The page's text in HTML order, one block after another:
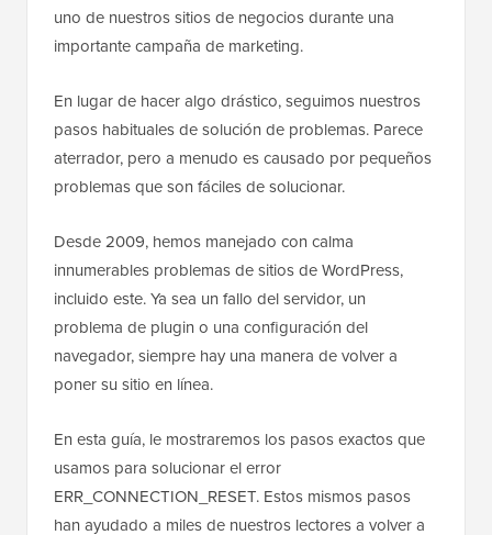
uno de nuestros sitios de negocios durante una
importante campaña de marketing.
En lugar de hacer algo drástico, seguimos nuestros
pasos habituales de solución de problemas. Parece
aterrador, pero a menudo es causado por pequeños
problemas que son fáciles de solucionar.
Desde 2009, hemos manejado con calma
innumerables problemas de sitios de WordPress,
incluido este. Ya sea un fallo del servidor, un
problema de plugin o una configuración del
navegador, siempre hay una manera de volver a
poner su sitio en línea.
En esta guía, le mostraremos los pasos exactos que
usamos para solucionar el error
ERR_CONNECTION_RESET. Estos mismos pasos
han ayudado a miles de nuestros lectores a volver a